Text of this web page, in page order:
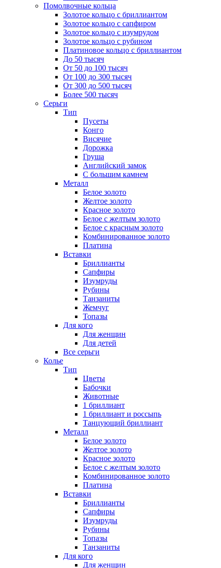
Помолвочные кольца
Золотое кольцо с бриллиантом
Золотое кольцо с сапфиром
Золотое кольцо с изумрудом
Золотое кольцо с рубином
Платиновое кольцо с бриллиантом
До 50 тысяч
От 50 до 100 тысяч
От 100 до 300 тысяч
От 300 до 500 тысяч
Более 500 тысяч
Серьги
Тип
Пусеты
Конго
Висячие
Дорожка
Груша
Английский замок
С большим камнем
Металл
Белое золото
Желтое золото
Красное золото
Белое с желтым золото
Белое с красным золото
Комбинированное золото
Платина
Вставки
Бриллианты
Сапфиры
Изумруды
Рубины
Танзаниты
Жемчуг
Топазы
Для кого
Для женщин
Для детей
Все серьги
Колье
Тип
Цветы
Бабочки
Животные
1 бриллиант
1 бриллиант и россыпь
Танцующий бриллиант
Металл
Белое золото
Желтое золото
Красное золото
Белое с желтым золото
Комбинированное золото
Платина
Вставки
Бриллианты
Сапфиры
Изумруды
Рубины
Топазы
Танзаниты
Для кого
Для женщин